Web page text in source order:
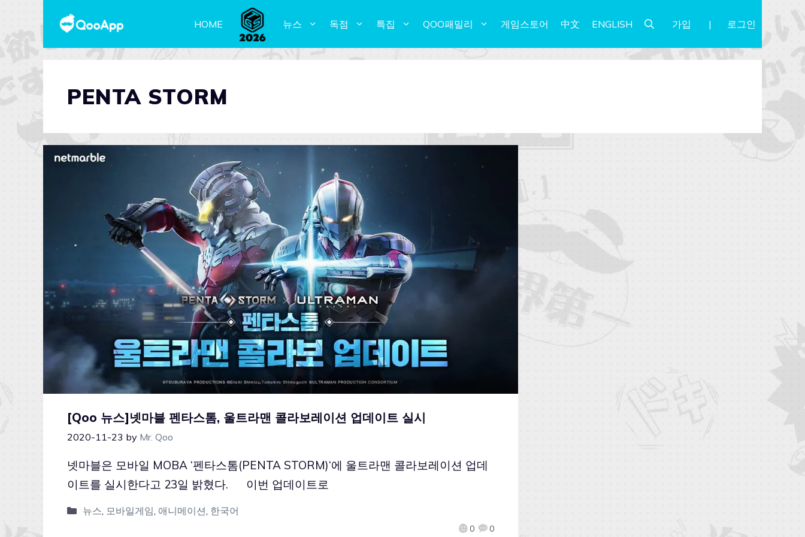
HOME 뉴스 독점 특집 QOO패밀리 게임스토어 中文 ENGLISH 가입 로그인
PENTA STORM
[Qoo 뉴스]넷마블 펜타스톰, 울트라맨 콜라보레이션 업데이트 실시
2020-11-23 by Mr. Qoo
0 0
넷마블은 모바일 MOBA ‘펜타스톰(PENTA STORM)‘에 울트라맨 콜라보레이션 업데
이트를 실시한다고 23일 밝혔다. 이번 업데이트로
뉴스, 모바일게임, 애니메이션, 한국어